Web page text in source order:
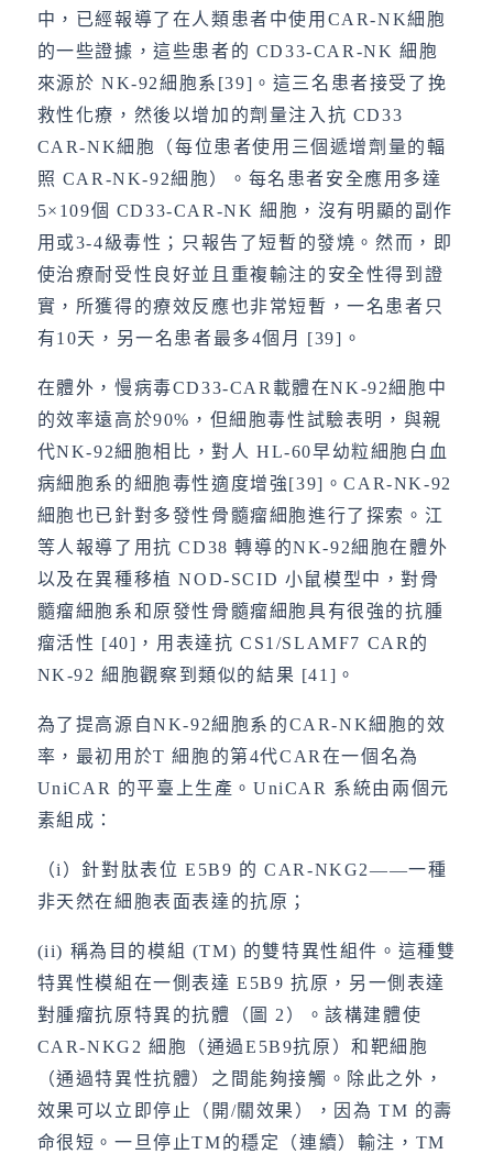
中，已經報導了在人類患者中使用CAR-NK細胞
的一些證據，這些患者的 CD33-CAR-NK 細胞
來源於 NK-92細胞系[39]。這三名患者接受了挽
救性化療，然後以增加的劑量注入抗 CD33
CAR-NK細胞（每位患者使用三個遞增劑量的輻
照 CAR-NK-92細胞）。每名患者安全應用多達
5×109個 CD33-CAR-NK 細胞，沒有明顯的副作
用或3-4級毒性；只報告了短暫的發燒。然而，即
使治療耐受性良好並且重複輸注的安全性得到證
實，所獲得的療效反應也非常短暫，一名患者只
有10天，另一名患者最多4個月 [39]。
在體外，慢病毒CD33-CAR載體在NK-92細胞中
的效率遠高於90%，但細胞毒性試驗表明，與親
代NK-92細胞相比，對人 HL-60早幼粒細胞白血
病細胞系的細胞毒性適度增強[39]。CAR-NK-92
細胞也已針對多發性骨髓瘤細胞進行了探索。江
等人報導了用抗 CD38 轉導的NK-92細胞在體外
以及在異種移植 NOD-SCID 小鼠模型中，對骨
髓瘤細胞系和原發性骨髓瘤細胞具有很強的抗腫
瘤活性 [40]，用表達抗 CS1/SLAMF7 CAR的
NK-92 細胞觀察到類似的結果 [41]。
為了提高源自NK-92細胞系的CAR-NK細胞的效
率，最初用於T 細胞的第4代CAR在一個名為
UniCAR 的平臺上生產。UniCAR 系統由兩個元
素組成：
（i）針對肽表位 E5B9 的 CAR-NKG2——一種
非天然在細胞表面表達的抗原；
(ii) 稱為目的模組 (TM) 的雙特異性組件。這種雙
特異性模組在一側表達 E5B9 抗原，另一側表達
對腫瘤抗原特異的抗體（圖 2）。該構建體使
CAR-NKG2 細胞（通過E5B9抗原）和靶細胞
（通過特異性抗體）之間能夠接觸。除此之外，
效果可以立即停止（開/關效果），因為 TM 的壽
命很短。一旦停止TM的穩定（連續）輸注，TM